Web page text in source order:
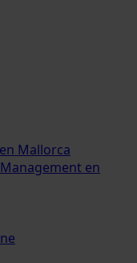
Mallorca
en